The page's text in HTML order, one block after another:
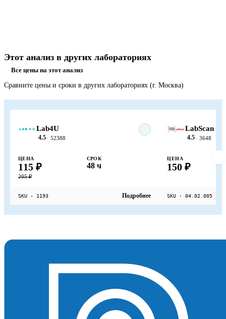
Этот анализ в других лабораториях
Все цены на этот анализ
Сравните цены и сроки в других лабораториях (г. Москва)
Lab4U
4.5 · 52388
ЦЕНА
115 ₽
205 ₽
СРОК
48 ч
SKU · 1193 Подробнее
LabScan
4.5 · 3648
ЦЕНА
150 ₽
SKU · 04.02.005